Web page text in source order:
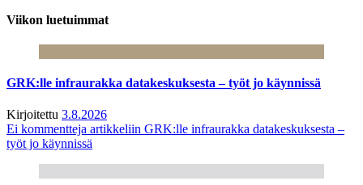
Viikon luetuimmat
GRK:lle infraurakka datakeskuksesta – työt jo käynnissä
Kirjoitettu 3.8.2026
Ei kommentteja artikkeliin GRK:lle infraurakka datakeskuksesta –
työt jo käynnissä